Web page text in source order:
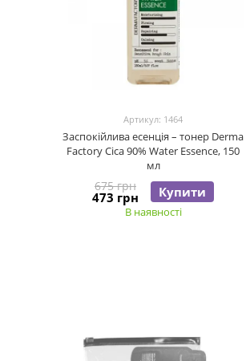
Артикул: 1464
Заспокійлива есенція – тонер Derma
Factory Cica 90% Water Essence, 150
мл
675 грн
473 грн Купити
В наявності